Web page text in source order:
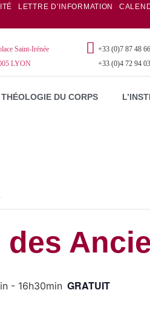
LETTRE D’INFORMATION
Saint-Irénée
LYON
+33 (0)7 87 48
+33 (0)4 72 94
DU CORPS
- 16h30min GRATUIT